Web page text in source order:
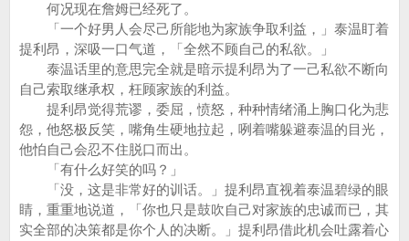
何况现在詹姆已经死了。
「一个好男人会尽己所能地为家族争取利益，」泰温盯着
提利昂，深吸一口气道，「全然不顾自己的私欲。」
泰温话里的意思完全就是暗示提利昂为了一己私欲不断向
自己索取继承权，枉顾家族的利益。
提利昂觉得荒谬，委屈，愤怒，种种情绪涌上胸口化为悲
怨，他怒极反笑，嘴角生硬地拉起，咧着嘴躲避泰温的目光，
他怕自己会忍不住脱口而出。
「有什么好笑的吗？」
「没，这是非常好的训话。」提利昂直视着泰温碧绿的眼
睛，重重地说道，「你也只是鼓吹自己对家族的忠诚而已，其
实全部的决策都是你个人的决断。」提利昂借此机会吐露着心